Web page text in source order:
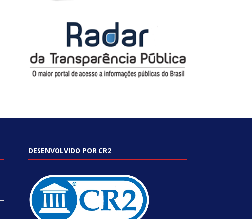
DESENVOLVIDO POR CR2